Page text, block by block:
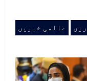
عالمی خبریں